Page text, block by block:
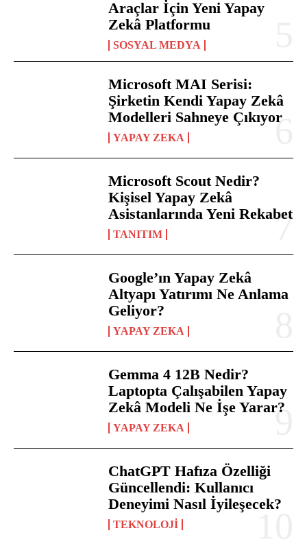
Araçlar İçin Yeni Yapay
Zekâ Platformu
SOSYAL MEDYA
Microsoft MAI Serisi:
Şirketin Kendi Yapay Zekâ
Modelleri Sahneye Çıkıyor
YAPAY ZEKA
Microsoft Scout Nedir?
Kişisel Yapay Zekâ
Asistanlarında Yeni Rekabet
TANITIM
Google’ın Yapay Zekâ
Altyapı Yatırımı Ne Anlama
Geliyor?
YAPAY ZEKA
Gemma 4 12B Nedir?
Laptopta Çalışabilen Yapay
Zekâ Modeli Ne İşe Yarar?
YAPAY ZEKA
ChatGPT Hafıza Özelliği
Güncellendi: Kullanıcı
Deneyimi Nasıl İyileşecek?
TEKNOLOJI